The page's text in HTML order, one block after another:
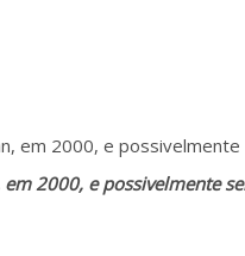
2000, e possivelmente